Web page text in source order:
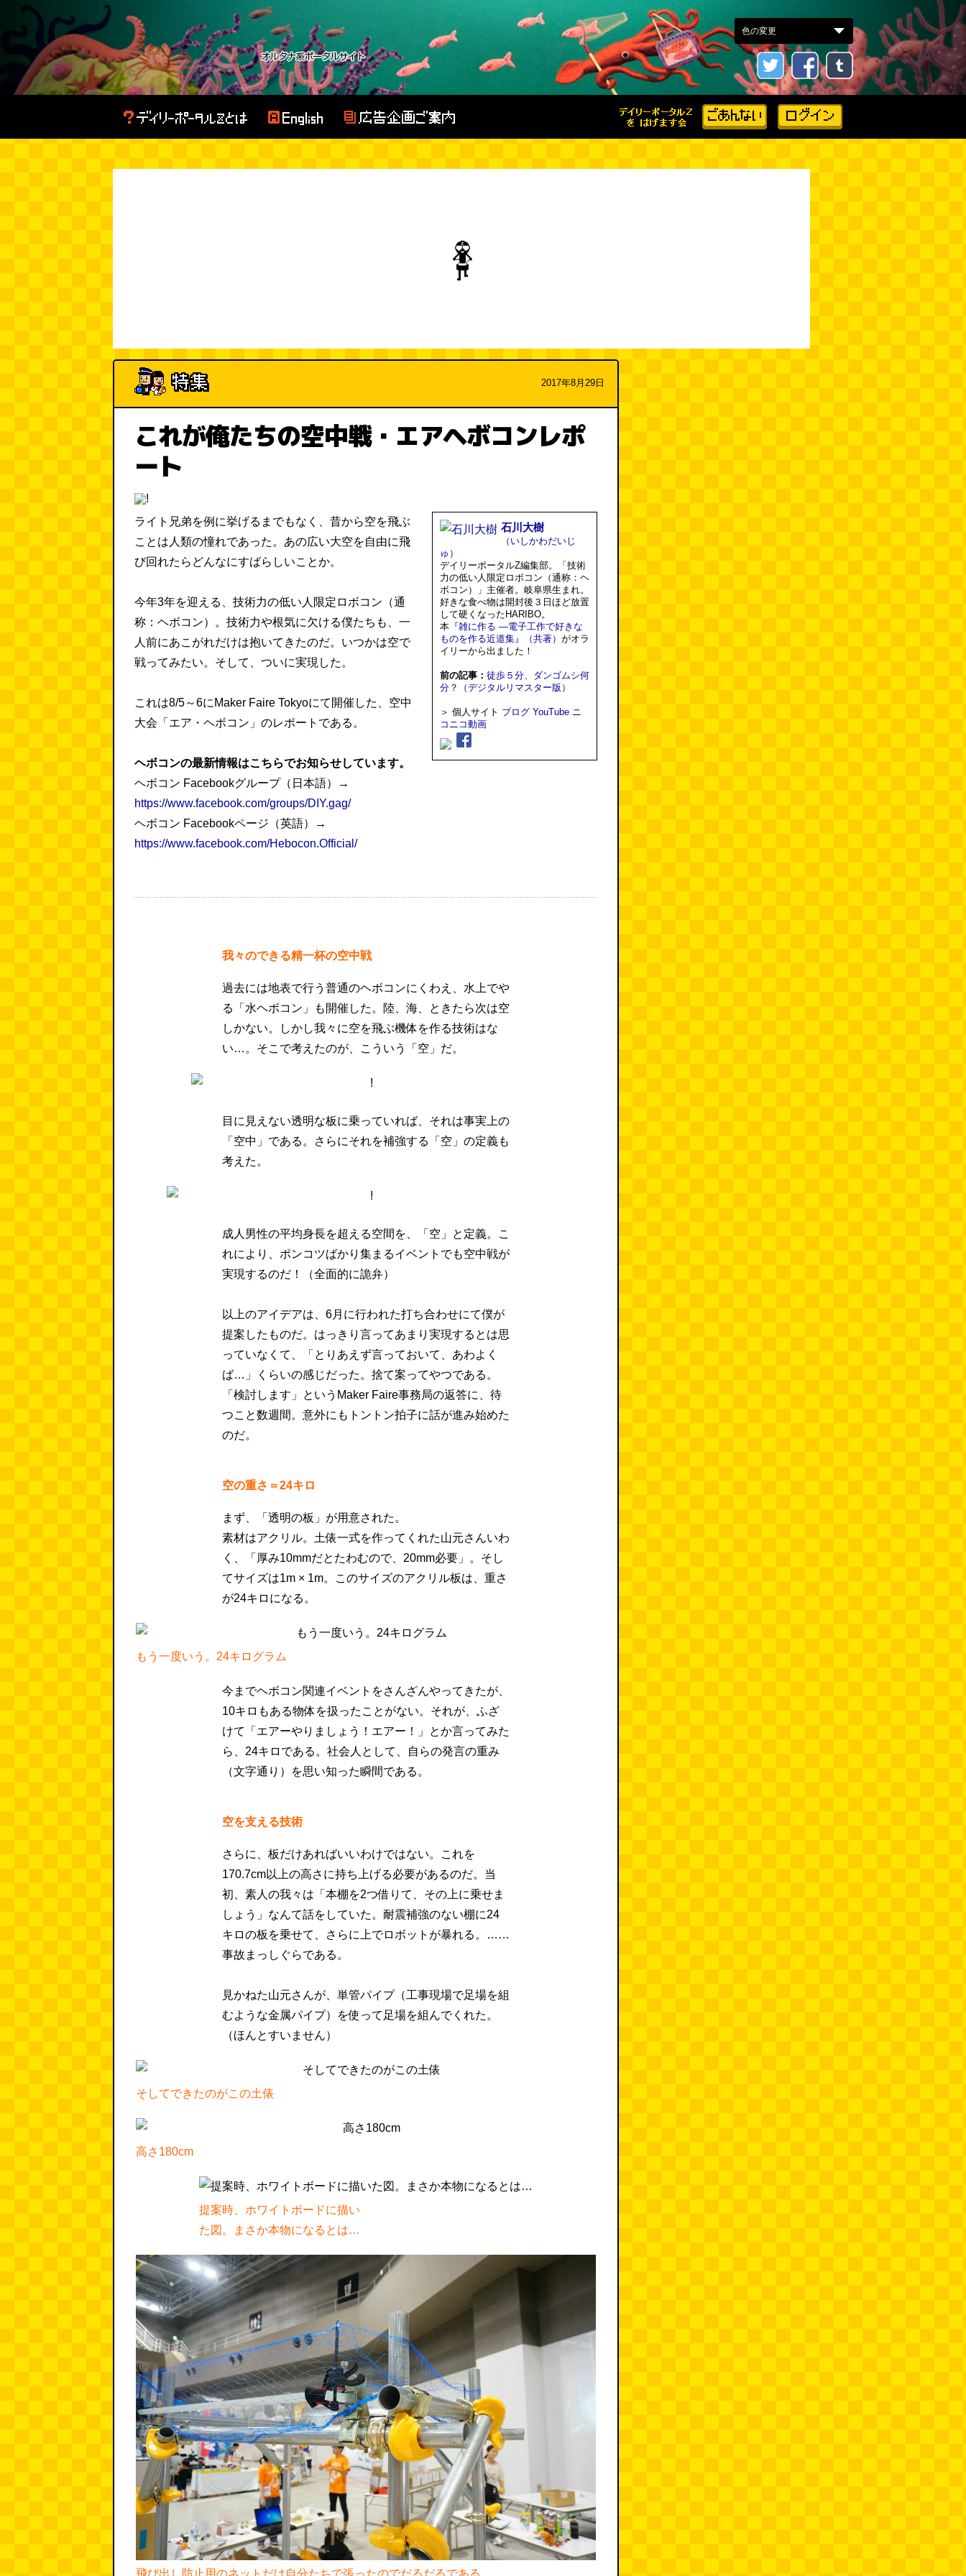
2017年8月29日
これが俺たちの空中戦・エアヘボコンレポ
ート
ライト兄弟を例に挙げるまでもなく、昔から空を飛ぶ
ことは人類の憧れであった。あの広い大空を自由に飛
び回れたらどんなにすばらしいことか。
今年3年を迎える、技術力の低い人限定ロボコン（通
称：ヘボコン）。技術力や根気に欠ける僕たちも、一
人前にあこがれだけは抱いてきたのだ。いつかは空で
戦ってみたい。そして、ついに実現した。
これは8/5～6にMaker Faire Tokyoにて開催した、空中
大会「エア・ヘボコン」のレポートである。
ヘボコンの最新情報はこちらでお知らせしています。
ヘボコン Facebookグループ（日本語）→
https://www.facebook.com/groups/DIY.gag/
ヘボコン Facebookページ（英語）→
https://www.facebook.com/Hebocon.Official/
石川大樹
（いしかわだいじ
ゅ）
デイリーポータルZ編集部。「技術
力の低い人限定ロボコン（通称：ヘ
ボコン）」主催者。岐阜県生まれ。
好きな食べ物は開封後３日ほど放置
して硬くなったHARIBO。
本 『雑に作る ―電子工作で好きな
ものを作る近道集』（共著） がオラ
イリーから出ました！
前の記事： 徒歩５分、ダンゴムシ何
分？（デジタルリマスター版）
＞ 個人サイト ブログ YouTube ニ
コニコ動画
我々のできる精一杯の空中戦
過去には地表で行う普通のヘボコンにくわえ、水上でや
る「水ヘボコン」も開催した。陸、海、ときたら次は空
しかない。しかし我々に空を飛ぶ機体を作る技術はな
い…。そこで考えたのが、こういう「空」だ。
目に見えない透明な板に乗っていれば、それは事実上の
「空中」である。さらにそれを補強する「空」の定義も
考えた。
成人男性の平均身長を超える空間を、「空」と定義。こ
れにより、ポンコツばかり集まるイベントでも空中戦が
実現するのだ！（全面的に詭弁）
以上のアイデアは、6月に行われた打ち合わせにて僕が
提案したものだ。はっきり言ってあまり実現するとは思
っていなくて、「とりあえず言っておいて、あわよく
ば…」くらいの感じだった。捨て案ってやつである。
「検討します」というMaker Faire事務局の返答に、待
つこと数週間。意外にもトントン拍子に話が進み始めた
のだ。
空の重さ＝24キロ
まず、「透明の板」が用意された。
素材はアクリル。土俵一式を作ってくれた山元さんいわ
く、「厚み10mmだとたわむので、20mm必要」。そし
てサイズは1m × 1m。このサイズのアクリル板は、重さ
が24キロになる。
もう一度いう。24キログラム
今までヘボコン関連イベントをさんざんやってきたが、
10キロもある物体を扱ったことがない。それが、ふざ
けて「エアーやりましょう！エアー！」とか言ってみた
ら、24キロである。社会人として、自らの発言の重み
（文字通り）を思い知った瞬間である。
空を支える技術
さらに、板だけあればいいわけではない。これを
170.7cm以上の高さに持ち上げる必要があるのだ。当
初、素人の我々は「本棚を2つ借りて、その上に乗せま
しょう」なんて話をしていた。耐震補強のない棚に24
キロの板を乗せて、さらに上でロボットが暴れる。……
事故まっしぐらである。
見かねた山元さんが、単管パイプ（工事現場で足場を組
むような金属パイプ）を使って足場を組んでくれた。
（ほんとすいません）
そしてできたのがこの土俵
高さ180cm
提案時、ホワイトボードに描い
た図。まさか本物になるとは…
飛び出し防止用のネットだけ自分たちで張ったのでだるだるである